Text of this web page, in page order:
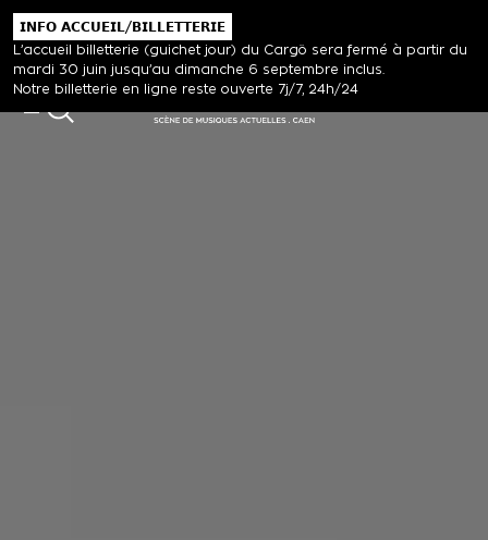
𝗜𝗡𝗙𝗢 𝗔𝗖𝗖𝗨𝗘𝗜𝗟/𝗕𝗜𝗟𝗟𝗘𝗧𝗧𝗘𝗥𝗜𝗘
L’accueil billetterie (guichet jour) du Cargö sera fermé à partir du
mardi 30 juin jusqu’au dimanche 6 septembre inclus.
Notre billetterie en ligne reste ouverte 7j/7, 24h/24